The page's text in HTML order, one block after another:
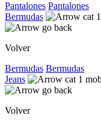
Pantalones Pantalones
Bermudas
Volver
Bermudas Bermudas
Jeans
Volver